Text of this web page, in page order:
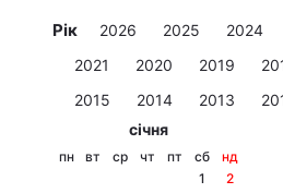
Рік 2026 2025 2024
2021
2020 2019
2015
2014 2013
січня
пн вт ср чт пт сб
нд
1
2